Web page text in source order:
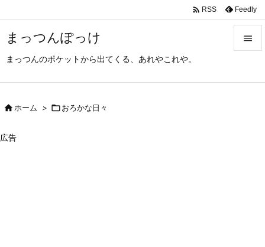
まっつんぽっけ
まっつんのポケットから出てくる、あれやこれや。

 RSS Feedly
ホーム > おろかな日々
広告